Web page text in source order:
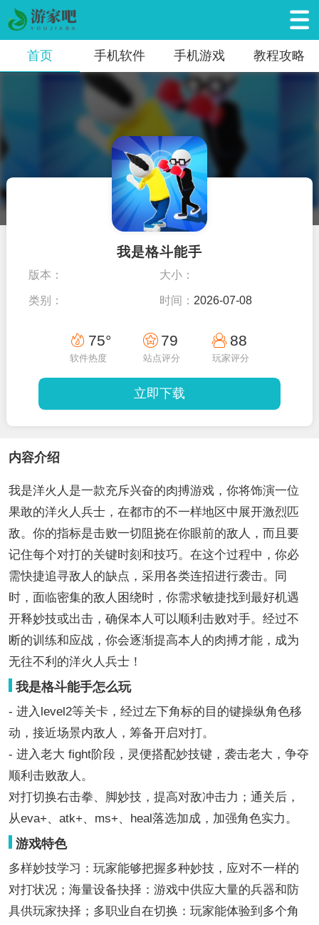
首页 手机软件 手机游戏 教程攻略
我是格斗能手
版本： 大小：
类别： 时间： 2026-07-08
75°
软件热度
79
站点评分
88
玩家评分
立即下载
内容介绍
我是洋火人是一款充斥兴奋的肉搏游戏，你将饰演一位
果敢的洋火人兵士，在都市的不一样地区中展开激烈匹
敌。你的指标是击败一切阻挠在你眼前的敌人，而且要
记住每个对打的关键时刻和技巧。在这个过程中，你必
需快捷追寻敌人的缺点，采用各类连招进行袭击。同
时，面临密集的敌人困绕时，你需求敏捷找到最好机遇
开释妙技或出击，确保本人可以顺利击败对手。经过不
断的训练和应战，你会逐渐提高本人的肉搏才能，成为
无往不利的洋火人兵士！
我是格斗能手怎么玩
- 进入level2等关卡，经过左下角标的目的键操纵角色移
动，接近场景内敌人，筹备开启对打。
- 进入老大 fight阶段，灵便搭配妙技键，袭击老大，争夺
顺利击败敌人。
对打切换右击拳、脚妙技，提高对敌冲击力；通关后，
从eva+、atk+、ms+、heal落选加成，加强角色实力。
游戏特色
多样妙技学习：玩家能够把握多种妙技，应对不一样的
对打状况；海量设备抉择：游戏中供应大量的兵器和防
具供玩家抉择；多职业自在切换：玩家能体验到多个角